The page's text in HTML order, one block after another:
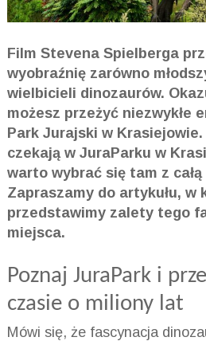
Film Stevena Spielberga
wyobraźnię zarówno
wielbicieli dinozaurów.
możesz przeżyć niezwykłe
Park Jurajski w
czekają w JuraParku w
warto wybrać się tam z
Zapraszamy do artykułu, w
przedstawimy zalety tego
miejsca.
Poznaj JuraPark i
czasie o miliony lat
Mówi się, że fascynacja